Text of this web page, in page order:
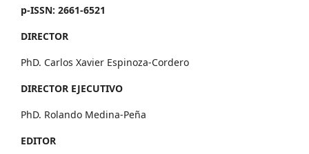
p-ISSN: 2661-6521
DIRECTOR
PhD. Carlos Xavier Espinoza-Cordero
DIRECTOR EJECUTIVO
PhD. Rolando Medina-Peña
EDITOR